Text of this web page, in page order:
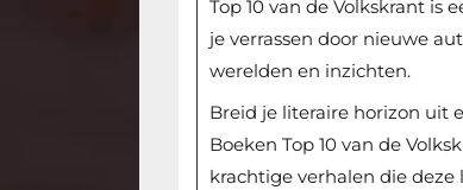
Top 10 van de Volkskrant is
je verrassen door nieuwe
werelden en inzichten.
Breid je literaire horizon uit
Boeken Top 10 van de
krachtige verhalen die